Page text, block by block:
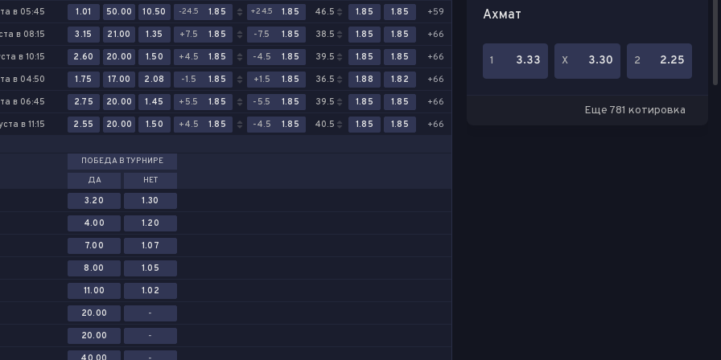
в 05:45 1.01 50.00 10.50 -24.5 1.85 +24.5 1.85 46.5 1.85 1.85
+59
в 08:15 3.15 21.00 1.35 +7.5 1.85 -7.5 1.85 38.5 1.85 1.85
+66
в 10:15 2.60 20.00 1.50 +4.5 1.85 -4.5 1.85 39.5 1.85 1.85
+66
в 04:50 1.75 17.00 2.08 -1.5 1.85 +1.5 1.85 36.5 1.88 1.82
+66
в 06:45 2.75 20.00 1.45 +5.5 1.85 -5.5 1.85 39.5 1.85 1.85
+66
в 11:15 2.55 20.00 1.50 +4.5 1.85 -4.5 1.85 40.5 1.85 1.85 +66
ПОБЕДА В ТУРНИРЕ
ДА
НЕТ
3.20
1.30
4.00
1.20
7.00
1.07
8.00
1.05
11.00
1.02
20.00
-
20.00
-
Ахмат
1 3.33 Х 3.30 2 2.25
Еще 781 котировка